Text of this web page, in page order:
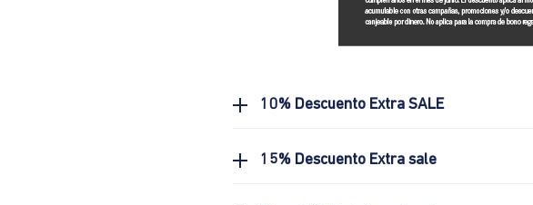
10% Descuento Extra SALE
15% Descuento Extra sale